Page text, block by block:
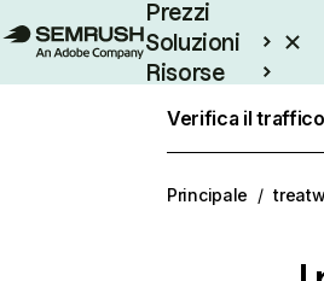
Prezzi
Soluzioni
Risorse
Verifica il
Principale /